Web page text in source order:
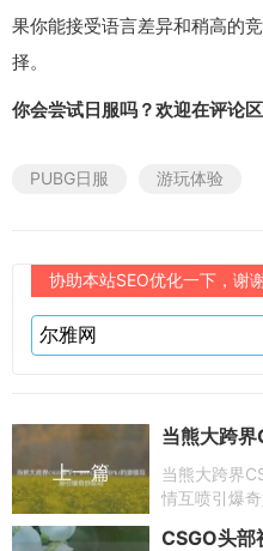
果你能接受语言差异和稍高的
择。
你会尝试日服吗？欢迎在评论
PUBG日服 游玩体验
协助本站SEO优化一下，谢
上一篇
当熊大跨界
情互喷引爆
CSGO头部